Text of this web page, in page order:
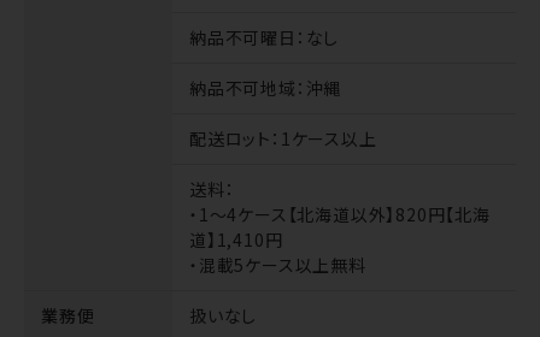
納品不可曜日 ：なし
納品不可地域 ：沖縄
配送ロット ：1ケース以上
送料：
・1～4ケース【北海道以外】820円【北海
道】1,410円
・混載5ケース以上無料
業務便 扱いなし